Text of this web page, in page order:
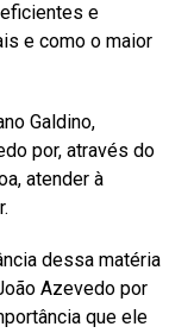
e
e como o maior
Galdino,
por, através do
atender à
dessa matéria
Azevedo por
que ele